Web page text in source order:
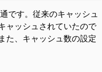
です。従来のキャッシュ
ャッシュされていたので
た、キャッシュ数の設定